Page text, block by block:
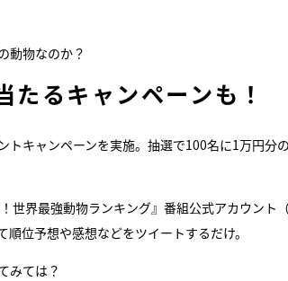
動物なのか？
るキャンペーンも！
キャンペーンを実施。抽選で100名に1万円分
世界最強動物ランキング』番組公式アカウント
位予想や感想などをツイートするだけ。
みては？